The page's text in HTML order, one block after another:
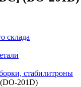
склада
стабилитроны
201D)